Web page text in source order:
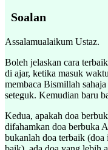
Soalan
Assalamualaikum Ustaz.
Boleh jelaskan cara
di ajar, ketika masuk
membaca Bismillah
seteguk. Kemudian baru
Kedua, apakah doa
difahamkan doa berbuka
bukanlah doa terbaik